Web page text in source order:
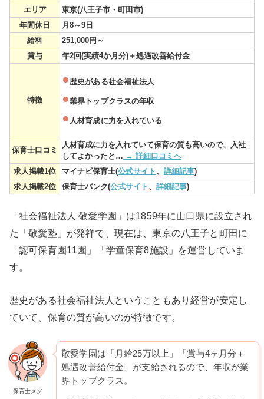
エリア
東京(八王子市・町田市)
年間休日
月8～9日
給料
251,000円～
賞与
年2回(実績4か月分)＋処遇改善給付金
特徴
歴史がある社会福祉法人
業界トップクラスの年収
人材育成に力を入れている
保育士口コミ
人材育成に力を入れていて保育の質も高いので、入社
してよかったと… → 詳細口コミへ
求人掲載1位
マイナビ保育士(公式サイト 、 詳細記事)
求人掲載2位
保育士バンク(公式サイト 、 詳細記事)
「社会福祉法人 敬愛学園」は1859年に山口県に設立され
た「敬愛塾」が発祥で、現在は、東京の八王子と町田に
「認可保育園11園」「学童保育8施設」を運営していま
す。
歴史がある社会福祉法人ということもあり経営が安定し
ていて、保育の質が高いのが特徴です。
保育士メグ
敬愛学園は「月給25万以上」「賞与4ヶ月分＋
処遇改善給付金」が支給されるので、年収が業
界トップクラス。